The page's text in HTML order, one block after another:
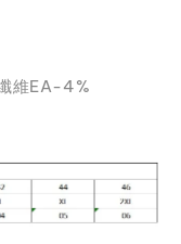
維EA-4%